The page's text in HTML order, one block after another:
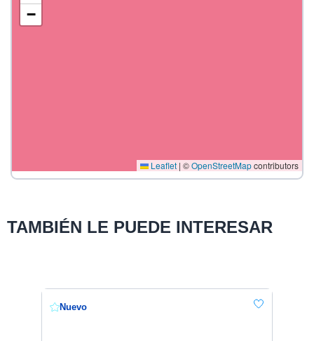
−
Leaflet | ©OpenStreetMapcontributors
TAMBIÉN LE PUEDE INTERESAR
Nuevo